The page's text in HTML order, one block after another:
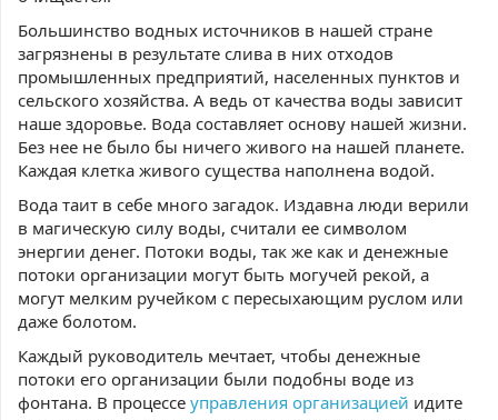
Большинство водных источников в нашей стране
загрязнены в результате слива в них отходов
промышленных предприятий, населенных пунктов и
сельского хозяйства. А ведь от качества воды зависит
наше здоровье. Вода составляет основу нашей жизни.
Без нее не было бы ничего живого на нашей планете.
Каждая клетка живого существа наполнена водой.
Вода таит в себе много загадок. Издавна люди верили
в магическую силу воды, считали ее символом
энергии денег. Потоки воды, так же как и денежные
потоки организации могут быть могучей рекой, а
могут мелким ручейком с пересыхающим руслом или
даже болотом.
Каждый руководитель мечтает, чтобы денежные
потоки его организации были подобны воде из
фонтана. В процессе управления организацией идите